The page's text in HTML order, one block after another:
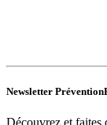
Newsletter
Découvrez et faites